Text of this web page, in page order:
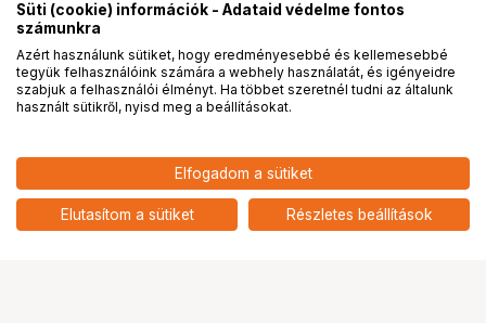
NIKON Nikkor Z 24-120mm f/4 S
5
add
PROpartnerségek
Süti (cookie) információk - Adataid védelme fontos
számunkra
Azért használunk sütiket, hogy eredményesebbé és kellemesebbé
tegyük felhasználóink számára a webhely használatát, és igényeidre
szabjuk a felhasználói élményt. Ha többet szeretnél tudni az általunk
használt sütikről, nyisd meg a beállításokat.
Elfogadom a sütiket
Elutasítom a sütiket Részletes beállítások